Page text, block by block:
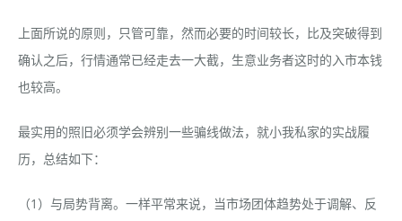
上面所说的原则，只管可靠，然而必要的时间较长，比及突破得到
确认之后，行情通常已经走去一大截，生意业务者这时的入市本钱
也较高。
最实用的照旧必须学会辨别一些骗线做法，就小我私家的实战履
历，总结如下：
（1）与局势背离。一样平常来说，当市场团体趋势处于调解、反